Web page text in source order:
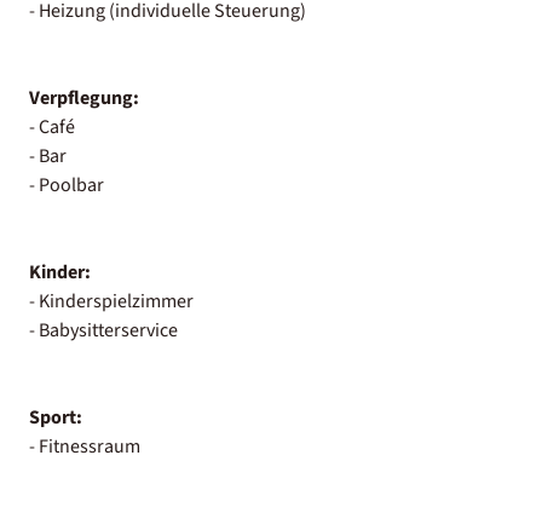
- Heizung (individuelle Steuerung)
Verpflegung:
- Café
- Bar
- Poolbar
Kinder:
- Kinderspielzimmer
- Babysitterservice
Sport:
- Fitnessraum